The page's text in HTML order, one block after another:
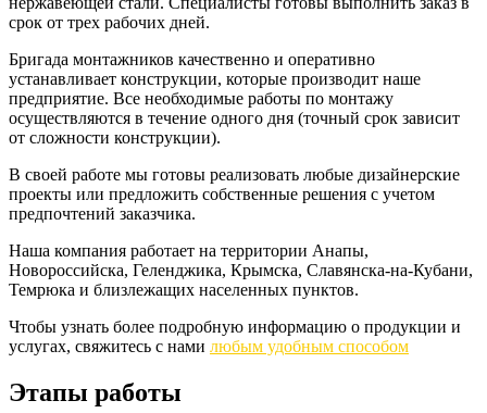
срок от трех рабочих дней.
Бригада монтажников качественно и оперативно
устанавливает конструкции, которые производит наше
предприятие. Все необходимые работы по монтажу
осуществляются в течение одного дня (точный срок зависит
от сложности конструкции).
В своей работе мы готовы реализовать любые дизайнерские
проекты или предложить собственные решения с учетом
предпочтений заказчика.
Наша компания работает на территории Анапы,
Новороссийска, Геленджика, Крымска, Славянска-на-Кубани,
Темрюка и близлежащих населенных пунктов.
Чтобы узнать более подробную информацию о продукции и
услугах, свяжитесь с нами любым удобным способом
Этапы работы